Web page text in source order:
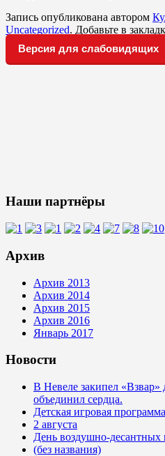
Запись опубликована автором
Uncategorized. Добавьте в
Версия для слабовидящих
Наши партнёры
Архив
Архив 2013
Архив 2014
Архив 2015
Архив 2016
Январь 2017
Новости
В Невеле закипел
объединил сердца.
Детская игровая
2 августа
День воздушно-десантных
(без названия)